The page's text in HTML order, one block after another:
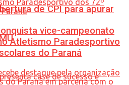
de CPI para apurar
vice-campeonato
Atletismo Paradesportivo
do Paraná